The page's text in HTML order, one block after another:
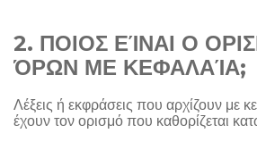
2. ΠΟΙΟΣ ΕΊΝΑΙ Ο
ΌΡΩΝ ΜΕ ΚΕΦΑΛΑΊΑ;
Λέξεις ή εκφράσεις που αρχίζουν με
έχουν τον ορισμό που καθορίζεται